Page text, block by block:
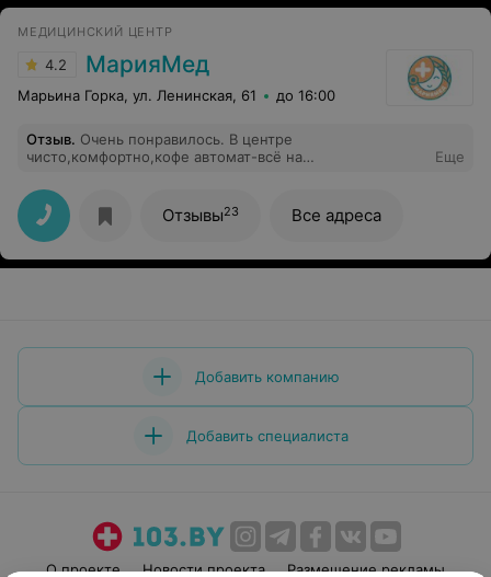
МЕДИЦИНСКИЙ ЦЕНТР
4.2 МарияМед
Марьина Горка, ул. Ленинская, 61 до 16:00
Отзыв. Очень понравилось. В центре
чисто,комфортно,кофе автомат-всё на
ресепшене цен на услуги-единственный минус.Чаще
посещаешь врача,когда что-то беспокоит,а при
наличии услуг и цен на бумажном носителе,исключает
отложенность обращения к врачу в профилактических
целях.
Еще
Отзывы23 Все адреса
Добавить компанию
Добавить специалиста
О проекте Новости проекта Размещение рекламы